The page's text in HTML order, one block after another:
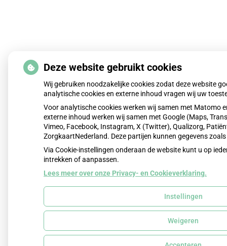
Deze website gebruikt cookies
Wij gebruiken noodzakelijke cookies zodat deze website
analytische cookies en externe inhoud vragen wij uw
Voor analytische cookies werken wij samen met Matomo
externe inhoud werken wij samen met Google (Maps,
Vimeo, Facebook, Instagram, X (Twitter), Qualizorg,
ZorgkaartNederland. Deze partijen kunnen gegevens
Via Cookie-instellingen onderaan de website kunt u op
intrekken of aanpassen.
Lees meer over onze Privacy- en Cookieverklaring.
Instellingen
Weigeren